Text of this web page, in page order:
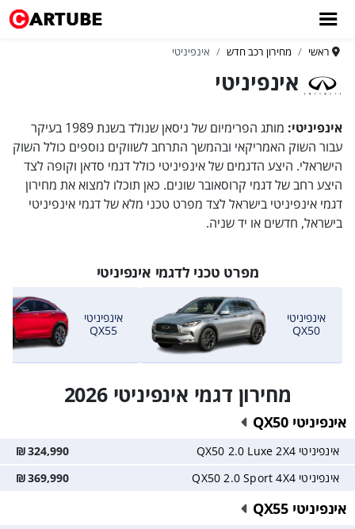
ראשי מחירון רכב חדש אינפיניטי
אינפיניטי
אינפיניטי:
מותג הפרימיום של ניסאן שנולד בשנת 1989 בעיקר
עבור השוק האמריקאי ובהמשך התרחב לשווקים נוספים כולל השוק
הישראלי. היצע הדגמים של אינפיניטי כולל דגמי סדאן וקופה לצד
היצע רחב של דגמי קרוסאובר שונים. כאן תוכלו למצוא את מחירון
דגמי אינפיניטי בישראל לצד מפרט טכני מלא של דגמי אינפיניטי
בישראל, חדשים או יד שניה.
מפרט טכני לדגמי אינפיניטי
אינפיניטי
QX50
אינפיניטי
QX55
מחירון דגמי אינפיניטי 2026
אינפיניטי QX50
אינפיניטי QX50 2.0 Luxe 2X4 324,990
₪
אינפיניטי QX50 2.0 Sport 4X4
369,990
₪
אינפיניטי QX55